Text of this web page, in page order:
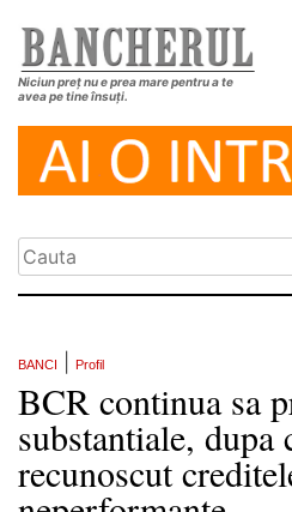
Niciun preț nu e prea mare pentru a te
avea pe tine însuți.
BANCI Profil
BCR continua sa
substantiale, dupa
recunoscut